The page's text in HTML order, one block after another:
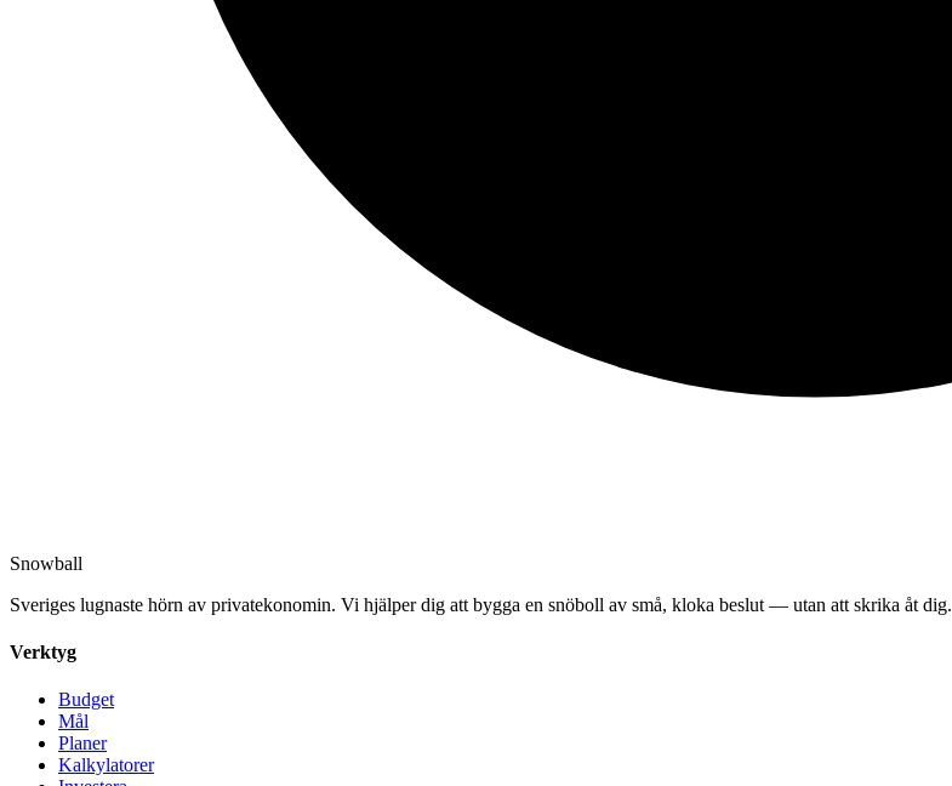
Snowball
Sveriges lugnaste hörn av privatekonomin. Vi hjälper dig att bygga en snöboll av små, kloka beslut — utan att skrika åt dig.
Verktyg
Budget
Mål
Planer
Kalkylatorer